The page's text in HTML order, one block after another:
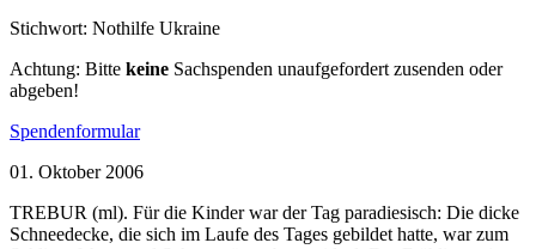
Stichwort: Nothilfe Ukraine
Achtung: Bitte keine Sachspenden unaufgefordert zusenden oder
abgeben!
Spendenformular
01. Oktober 2006
TREBUR (ml). Für die Kinder war der Tag paradiesisch: Die dicke
Schneedecke, die sich im Laufe des Tages gebildet hatte, war zum